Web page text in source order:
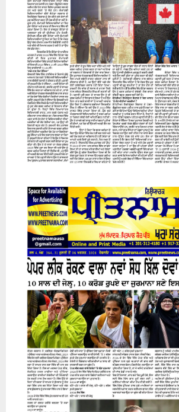
07 August 2026
31 July 2026